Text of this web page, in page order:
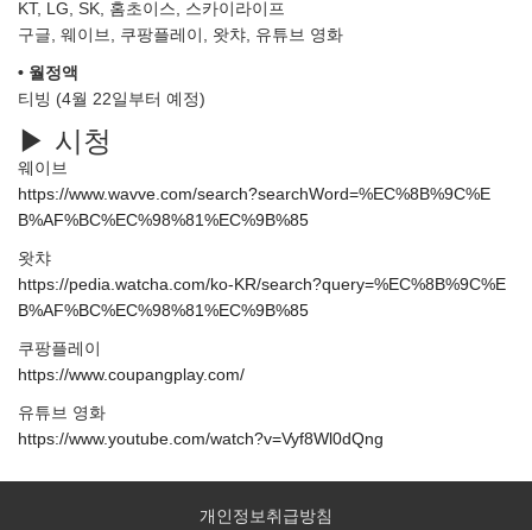
KT, LG, SK, 홈초이스, 스카이라이프
구글, 웨이브, 쿠팡플레이, 왓챠, 유튜브 영화
• 월정액
티빙 (4월 22일부터 예정)
▶ 시청
웨이브
https://www.wavve.com/search?searchWord=%EC%8B%9C%E
B%AF%BC%EC%98%81%EC%9B%85
왓챠
https://pedia.watcha.com/ko-KR/search?query=%EC%8B%9C%E
B%AF%BC%EC%98%81%EC%9B%85
쿠팡플레이
https://www.coupangplay.com/
유튜브 영화
https://www.youtube.com/watch?v=Vyf8Wl0dQng
개인정보취급방침